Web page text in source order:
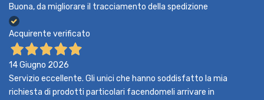
Buona, da migliorare il tracciamento della spedizione
Acquirente verificato
14 Giugno 2026
Servizio eccellente. Gli unici che hanno soddisfatto la mia
richiesta di prodotti particolari facendomeli arrivare in